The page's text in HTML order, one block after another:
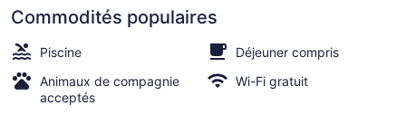
Commodités populaires
Piscine
Déjeuner compris
Animaux de compagnie
acceptés
Wi-Fi gratuit